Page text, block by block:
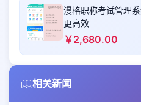
漫格职称考试管理
更高效
￥2,680.00
相关新闻